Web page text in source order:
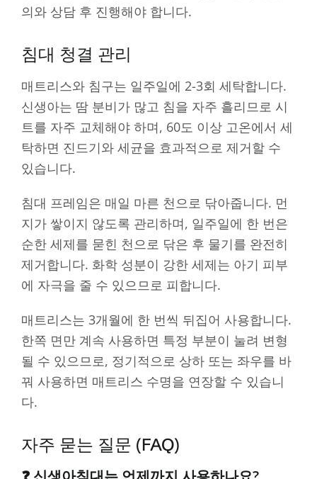
의와 상담 후 진행해야 합니다.
침대 청결 관리
매트리스와 침구는 일주일에 2-3회 세탁합니다.
신생아는 땀 분비가 많고 침을 자주 흘리므로 시
트를 자주 교체해야 하며, 60도 이상 고온에서 세
탁하면 진드기와 세균을 효과적으로 제거할 수
있습니다.
침대 프레임은 매일 마른 천으로 닦아줍니다. 먼
지가 쌓이지 않도록 관리하며, 일주일에 한 번은
순한 세제를 묻힌 천으로 닦은 후 물기를 완전히
제거합니다. 화학 성분이 강한 세제는 아기 피부
에 자극을 줄 수 있으므로 피합니다.
매트리스는 3개월에 한 번씩 뒤집어 사용합니다.
한쪽 면만 계속 사용하면 특정 부분이 눌려 변형
될 수 있으므로, 정기적으로 상하 또는 좌우를 바
꿔 사용하면 매트리스 수명을 연장할 수 있습니
다.
자주 묻는 질문 (FAQ)